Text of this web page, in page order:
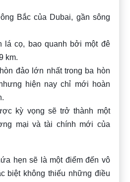
Bắc của Dubai, gần sông
lá cọ, bao quanh bởi một đê
km.
đảo lớn nhất trong ba hòn
hiện nay chỉ mới hoàn
kỳ vọng sẽ trở thành một
mại và tài chính mới của
hẹn sẽ là một điểm đến vô
biệt không thiếu những điều